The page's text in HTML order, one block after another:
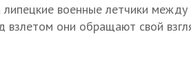
военные летчики
они обращают свой